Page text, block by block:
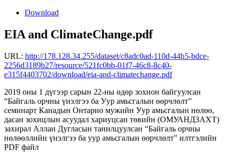
Download
EIA and ClimateChange.pdf
URL: http://178.128.34.255/dataset/c8adc0ad-110d-44b5-bdce-
2256d3189b27/resource/521fc0bb-01f7-46c8-8c40-
e315f4403702/download/eia-and-climatechange.pdf
2019 оны 1 дүгээр сарын 22-ны өдөр зохион байгуулсан
“Байгаль орчны үнэлгээ ба Уур амьсгалын өөрчлөлт”
семинарт Канадын Онтарио мужийн Уур амьсгалын нөлөө,
дасан зохицлын асуудал хариуцсан төвийн (ОМУАНДЗАХТ)
захирал Аллан Дугласын танилцуулсан “Байгаль орчны
нөлөөллийн үнэлгээ ба уур амьсгалын өөрчлөлт” илтгэлийн
PDF файл